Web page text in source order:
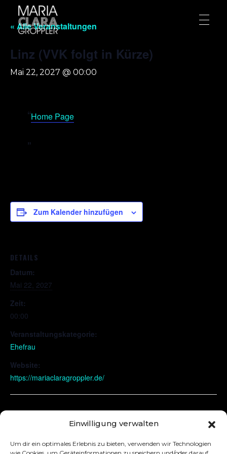
Einwilligung verwalten
Um dir ein optimales Erlebnis zu bieten, verwenden wir Technologien
« Alle Veranstaltungen
Linz (VVK folgt in Kürze)
Mai 22, 2027 @ 00:00
Home Page
Zum Kalender hinzufügen
DETAILS
Datum:
Mai 22, 2027
Zeit:
00:00
Veranstaltungskategorie:
Ehefrau
Website:
https://mariaclaragroppler.de/